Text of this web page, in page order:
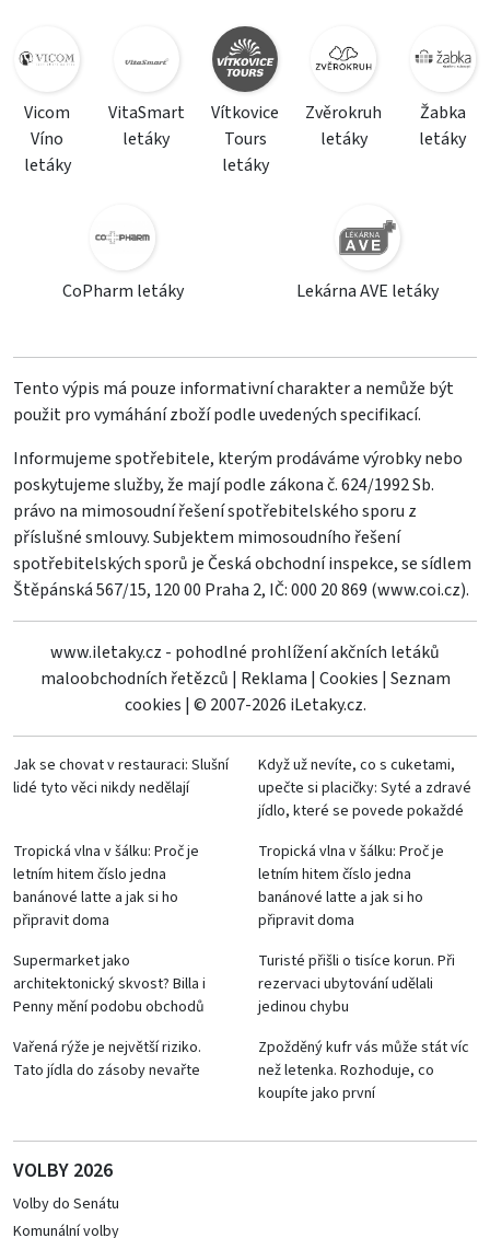
Vicom
Víno
letáky
VitaSmart
letáky
Vítkovice
Tours
letáky
Zvěrokruh
letáky
Žabka
letáky
CoPharm letáky Lekárna AVE letáky
Tento výpis má pouze informativní charakter a nemůže být
použit pro vymáhání zboží podle uvedených specifikací.
Informujeme spotřebitele, kterým prodáváme výrobky nebo
poskytujeme služby, že mají podle zákona č. 624/1992 Sb.
právo na mimosoudní řešení spotřebitelského sporu z
příslušné smlouvy. Subjektem mimosoudního řešení
spotřebitelských sporů je Česká obchodní inspekce, se sídlem
Štěpánská 567/15, 120 00 Praha 2, IČ: 000 20 869 (www.coi.cz).
www.iletaky.cz - pohodlné prohlížení akčních letáků
maloobchodních řetězců | Reklama | Cookies | Seznam
cookies | © 2007-2026 iLetaky.cz.
Jak se chovat v restauraci: Slušní
lidé tyto věci nikdy nedělají
Když už nevíte, co s cuketami,
upečte si placičky: Syté a zdravé
jídlo, které se povede pokaždé
Tropická vlna v šálku: Proč je
letním hitem číslo jedna
banánové latte a jak si ho
připravit doma
Tropická vlna v šálku: Proč je
letním hitem číslo jedna
banánové latte a jak si ho
připravit doma
Supermarket jako
architektonický skvost? Billa i
Penny mění podobu obchodů
Turisté přišli o tisíce korun. Při
rezervaci ubytování udělali
jedinou chybu
Vařená rýže je největší riziko.
Tato jídla do zásoby nevařte
Zpožděný kufr vás může stát víc
než letenka. Rozhoduje, co
koupíte jako první
VOLBY 2026
Volby do Senátu
Komunální volby